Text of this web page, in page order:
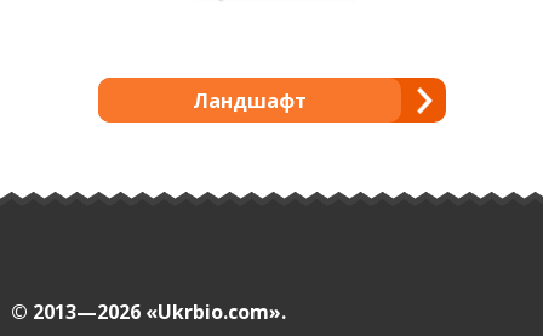
Ландшафт
© 2013—2026 «Ukrbio.com».